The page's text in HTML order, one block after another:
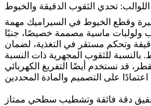
تحدي الثقوب الدقيقة والخيوط
وقطع الخيوط في السيراميك مهمة
ولولبات ماسية مصممة خصيصًا، جنبًا
وتحكم مستقر في التغذية، لضمان
بالنسبة للثقوب المجهرية ذات النسبة
قد نستخدم أيضًا
دقة فائقة وتشطيب سطحي ممتاز